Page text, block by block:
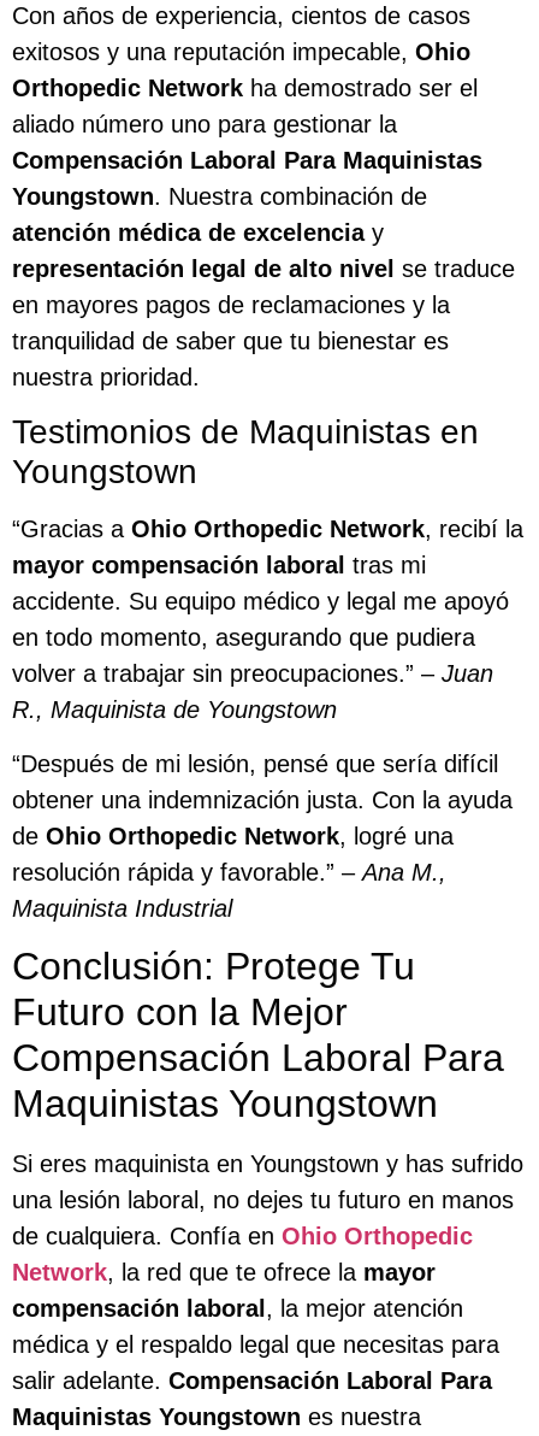
Con años de experiencia, cientos de casos
exitosos y una reputación impecable, Ohio
Orthopedic Network ha demostrado ser el
aliado número uno para gestionar la
Compensación Laboral Para Maquinistas
Youngstown. Nuestra combinación de
atención médica de excelenciay
representación legal de alto nivel se traduce
en mayores pagos de reclamaciones y la
tranquilidad de saber que tu bienestar es
nuestra prioridad.
Testimonios de Maquinistas en
Youngstown
“Gracias a Ohio Orthopedic Network, recibí la
mayor compensación laboral tras mi
accidente. Su equipo médico y legal me apoyó
en todo momento, asegurando que pudiera
volver a trabajar sin preocupaciones.” – Juan
R., Maquinista de Youngstown
“Después de mi lesión, pensé que sería difícil
obtener una indemnización justa. Con la ayuda
de Ohio Orthopedic Network, logré una
resolución rápida y favorable.” –Ana M.,
Maquinista Industrial
Conclusión: Protege Tu
Futuro con la Mejor
Compensación Laboral Para
Maquinistas Youngstown
Si eres maquinista en Youngstown y has sufrido
una lesión laboral, no dejes tu futuro en manos
de cualquiera. Confía en Ohio Orthopedic
Network, la red que te ofrece la mayor
compensación laboral , la mejor atención
médica y el respaldo legal que necesitas para
salir adelante. Compensación Laboral Para
Maquinistas Youngstown es nuestra